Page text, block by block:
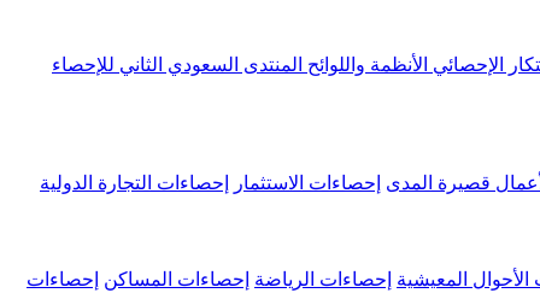
الإحصائي الأنظمة واللوائح المنتدى السعودي الثاني للإحصاء
قصيرة المدى إحصاءات الاستثمار إحصاءات التجارة الدولية
الأحوال المعيشية إحصاءات الرياضة إحصاءات المساكن إحصاءات